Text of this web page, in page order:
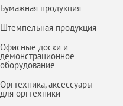
Бумажная продукция
Штемпельная продукция
Офисные доски и
демонстрационное
оборудование
Оргтехника, аксессуары
для оргтехники